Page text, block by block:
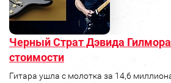
Черный Страт Дэвида
стоимости
Гитара ушла с молотка за 14,6